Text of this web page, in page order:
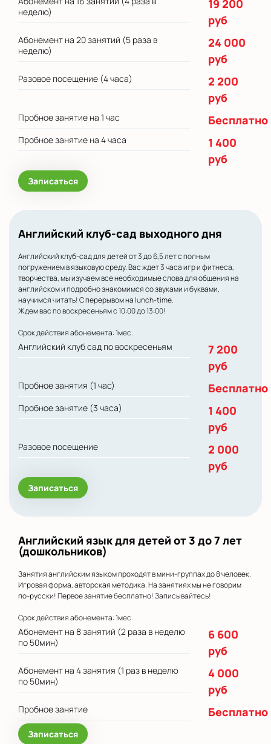
неделю)
19 200
руб
Абонемент на 20 занятий (5 раза в
неделю)
24 000
руб
Разовое посещение (4 часа)
2 200
руб
Пробное занятие на 1 час Бесплатно
Пробное занятие на 4 часа
1 400
руб
Записаться
Английский клуб-сад выходного дня
Английский клуб-сад для детей от 3 до 6,5 лет с полным
погружением в языковую среду. Вас ждет 3 часа игр и фитнеса,
творчества, мы изучаем все необходимые слова для общения на
английском и подробно знакомимся со звуками и буквами,
научимся читать! С перерывом на lunch-time.
Ждем вас по воскресеньям с 10:00 до 13:00!
Срок действия абонемента: 1мес.
Английский клуб сад по воскресеньям
7 200
руб
Пробное занятия (1 час) Бесплатно
Пробное занятие (3 часа)
1 400
руб
Разовое посещение
2 000
руб
Записаться
Английский язык для детей от 3 до 7 лет
(дошкольников)
Занятия английским языком проходят в мини-группах до 8 человек.
Игровая форма, авторская методика. На занятиях мы не говорим
по-русски! Первое занятие бесплатно! Записывайтесь!
Срок действия абонемента: 1мес.
Абонемент на 8 занятий (2 раза в неделю
по 50мин)
6 600
руб
Абонемент на 4 занятия (1 раз в неделю
по 50мин)
4 000
руб
Пробное занятие Бесплатно
Записаться